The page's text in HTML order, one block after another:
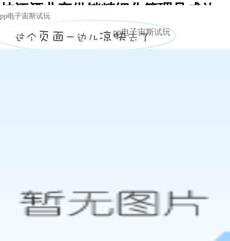
枝江酒业产供销精细化管理见成效 -
pp电子宙斯试玩
pp电子宙斯试玩
pp电子宙斯试玩